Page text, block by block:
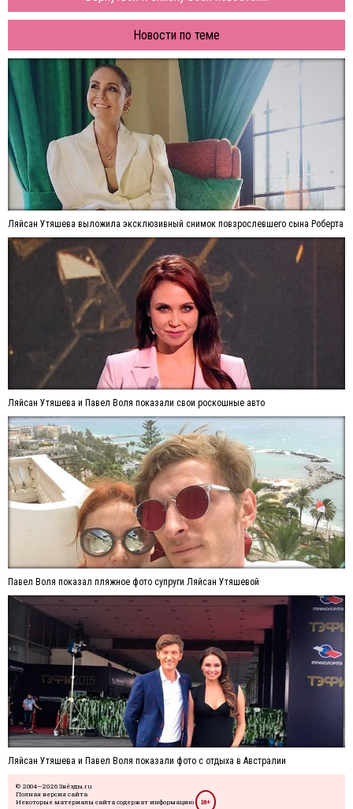
Новости по теме
Ляйсан Утяшева выложила эксклюзивный снимок повзрослевшего сына Роберта
Ляйсан Утяшева и Павел Воля показали свои роскошные авто
Павел Воля показал пляжное фото супруги Ляйсан Утяшевой
Ляйсан Утяшева и Павел Воля показали фото с отдыха в Австралии
© 2004—2026 Звёзды.ru
Полная версия сайта
Некоторые материалы сайта содержат информацию
18+